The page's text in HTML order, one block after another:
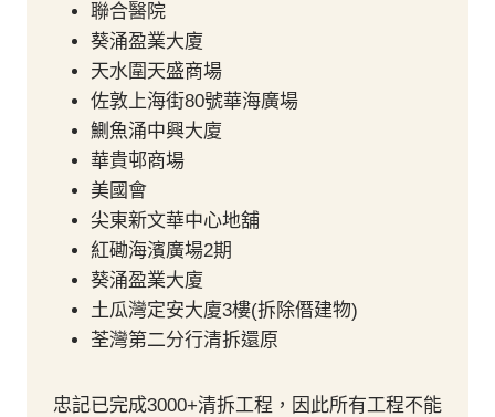
聯合醫院
葵涌盈業大廈
天水圍天盛商場
佐敦上海街80號華海廣場
鰂魚涌中興大廈
華貴邨商場
美國會
尖東新文華中心地舖
紅磡海濱廣場2期
葵涌盈業大廈
土瓜灣定安大廈3樓(拆除僭建物)
荃灣第二分行清拆還原
忠記已完成3000+清拆工程，因此所有工程不能